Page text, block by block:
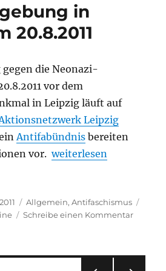
in
20.8.2011
die Neonazi-
vor dem
in Leipzig läuft auf
Leipzig
Antifabündnis bereiten
vor.„News zu den
weiterlesen
Kategorien
Allgemein,Antifaschismus
Schreibe einen Kommentarzu